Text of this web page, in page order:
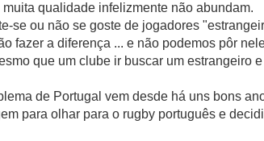
muita qualidade infelizmente não abundam.
se ou não se goste de jogadores
fazer a diferença ... e não podemos pôr
que um clube ir buscar um estrangeiro
de Portugal vem desde há uns bons
para olhar para o rugby português e